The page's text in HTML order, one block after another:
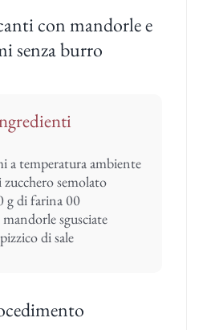
con mandorle e
senza burro
a temperatura ambiente
zucchero semolato
g di farina 00
sgusciate
di sale